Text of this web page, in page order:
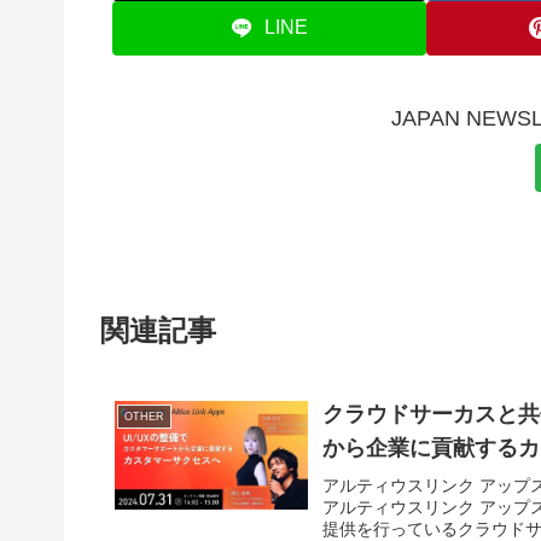
LINE
JAPAN
関連記事
OTHER
クラウドサーカスと
から企業に貢献する
アルティウスリンク アップ
アルティウスリンク アップ
提供を行っているクラウド